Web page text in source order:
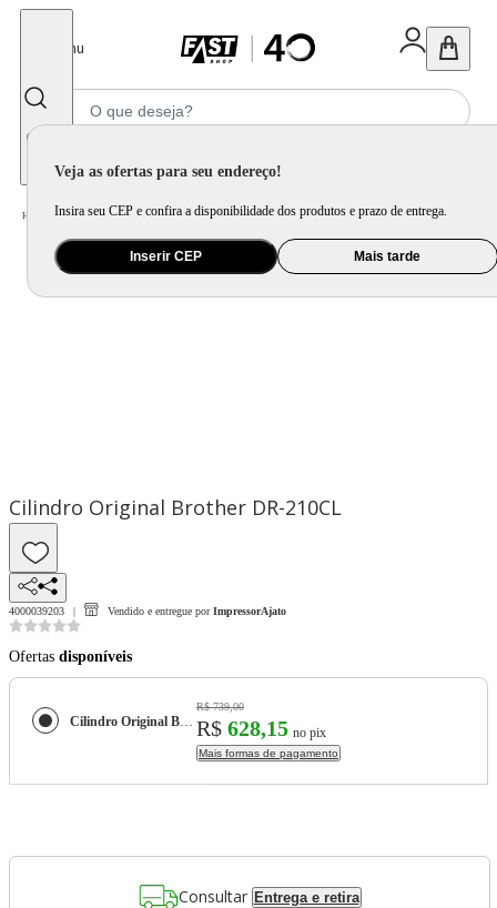
Menu
Veja as ofertas para seu endereço!
Insira seu CEP e confira a disponibilidade dos produtos e prazo de entrega.
Inserir CEP Mais tarde
Home Informática e Games / Software e Insumo / Cartucho de Tinta, Toner e Tinta para Impressora
Cilindro Original Brother DR-210CL
4000039203 Vendido e entregue por ImpressorAjato
Ofertas disponíveis
Cilindro Original Brother DR-210CL
R$ 739,00
R$ 628,15 no pix
Mais formas de pagamento
Consultar Entrega e retira